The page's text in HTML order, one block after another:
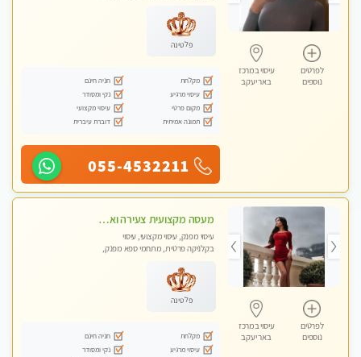
לפרטים
נוספים
עיסוי במרכז
באר יעקב
פלטינה
מקלחת
חניה חינם
עיסוי מרגיע
נקי ומסודר
מקום פרטי
עיסוי מקצועי
תמונה אמיתית
דוברת עיברית
055-4532211
לפרטים
נוספים
עיסוי במרכז
באר יעקב
מעסה מקצועית צעירה ואיכותית פרטי!!!בראשון- לציון
עיסוי מפנק, עיסוי מקצועי, עיסוי
בקלניקה פרטית, מתחמי ספא מפנק,
פלטינה
מקלחת
חניה חינם
עיסוי מרגיע
נקי ומסודר